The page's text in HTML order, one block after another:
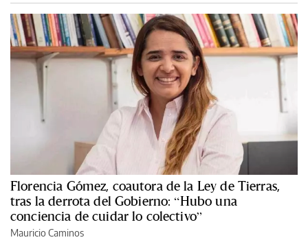
Florencia Gómez, coautora de la Ley de Tierras,
tras la derrota del Gobierno: “Hubo una
conciencia de cuidar lo colectivo”
Mauricio Caminos